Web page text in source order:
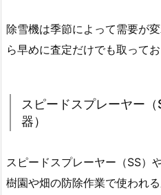
除雪機は季節によって需要が
ら早めに査定だけでも取って
スピードスプレーヤー
器）
スピードスプレーヤー（SS）
樹園や畑の防除作業で使われ